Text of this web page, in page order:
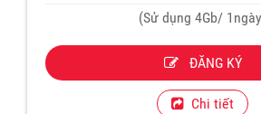
(Sử dụng 4Gb/
ĐĂNG KÝ
Chi tiết